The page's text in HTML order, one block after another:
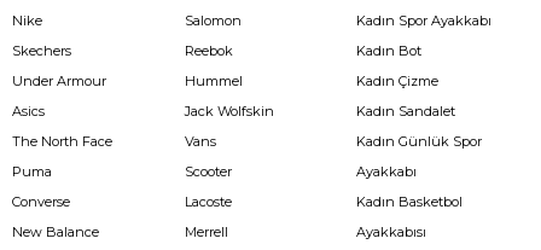
Nike
Skechers
Under Armour
Asics
The North Face
Puma
Converse
New Balance
Salomon
Reebok
Hummel
Jack Wolfskin
Vans
Scooter
Lacoste
Merrell
Kadın Spor Ayakkabı
Kadın Bot
Kadın Çizme
Kadın Sandalet
Kadın Günlük Spor
Ayakkabı
Kadın Basketbol
Ayakkabısı